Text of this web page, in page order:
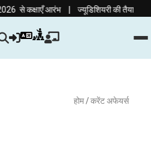
आरंभ|ज्यूडिशियरी की तैयारी अब हिंदी
होम/ करेंट अफेयर्स